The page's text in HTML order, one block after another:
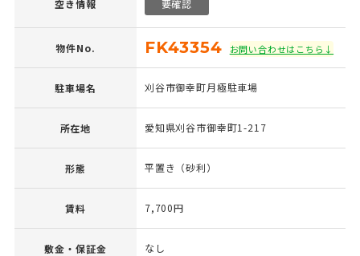
空き情報 要確認
物件No. FK43354 お問い合わせはこちら↓
駐車場名 刈谷市御幸町月極駐車場
所在地 愛知県刈谷市御幸町1-217
形態 平置き（砂利）
賃料 7,700円
敷金・保証金 なし